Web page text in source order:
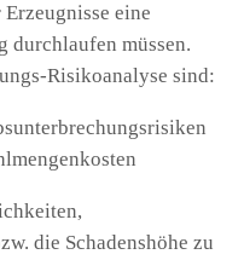
eine
durchlaufen müssen.
Risikoanalyse sind:
die Schadenshöhe zu